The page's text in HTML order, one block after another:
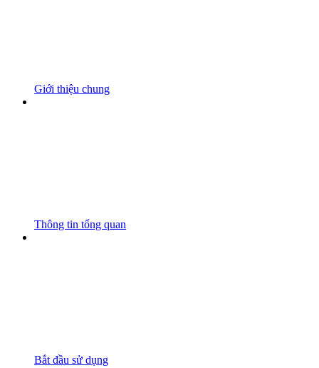
Giới thiệu chung
Thông tin tổng quan
Bắt đầu sử dụng